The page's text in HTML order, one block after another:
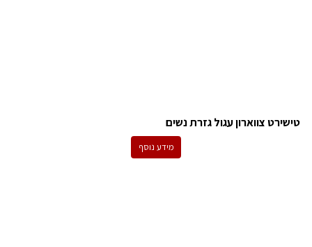
טישירט צווארון עגול גזרת נשים
מידע נוסף